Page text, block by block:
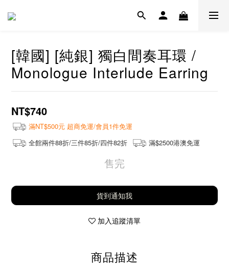
[韓國] [純銀] 獨白間奏耳環 /
Monologue Interlude Earring
NT$740
滿NT$500元 超商免運/會員1件免運
全館兩件88折/三件85折/四件82折
滿$2500港澳免運
售完
貨到通知我
加入追蹤清單
商品描述